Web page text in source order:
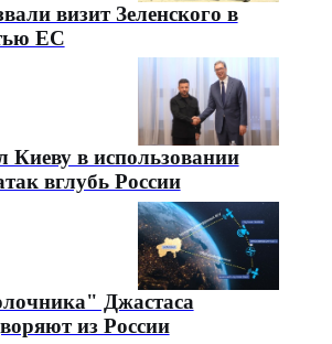
визит Зеленского в
ЕС
Киеву в использовании
вглубь России
Джастаса
из России